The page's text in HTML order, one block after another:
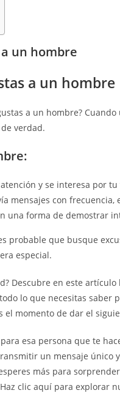
un hombre
a un hombre
a un hombre?
verdad.
y se interesa por
mensajes con
una forma de demostrar
probable que busque
especial.
Descubre en este
lo que necesitas
momento de dar el
esa persona que te
un mensaje único
más para
clic aquí para explorar